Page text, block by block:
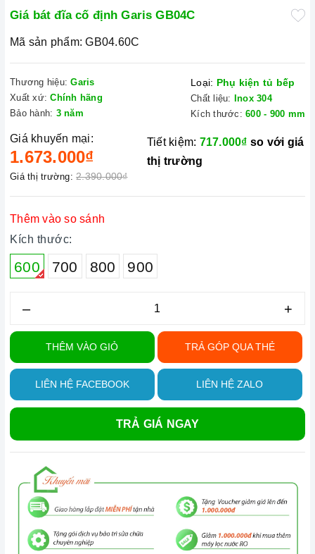
Giá bát đĩa cố định Garis GB04C
Mã sản phẩm: GB04.60C
Thương hiệu: Garis
Xuất xứ: Chính hãng
Bảo hành: 3 năm
Loại: Phụ kiện tủ bếp
Chất liệu:
Inox 304
Kích thước: 600 - 900 mm
Giá khuyến mại:
1.673.000₫
Giá thị trường: 2.390.000₫
Tiết kiệm: 717.000₫ so với giá
thị trường
Thêm vào so sánh
Kích thước:
600 700 800 900
– +
THÊM VÀO GIỎ TRẢ GÓP QUA THẺ
LIÊN HỆ FACEBOOK LIÊN HỆ ZALO
TRẢ GIÁ NGAY